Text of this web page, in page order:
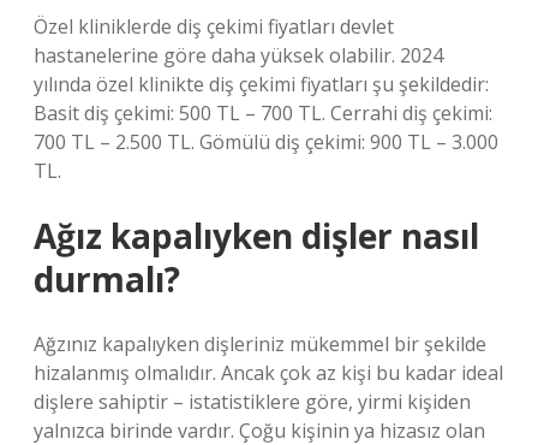
Özel kliniklerde diş çekimi fiyatları devlet
hastanelerine göre daha yüksek olabilir. 2024
yılında özel klinikte diş çekimi fiyatları şu şekildedir:
Basit diş çekimi: 500 TL – 700 TL. Cerrahi diş çekimi:
700 TL – 2.500 TL. Gömülü diş çekimi: 900 TL – 3.000
TL.
Ağız kapalıyken dişler nasıl
durmalı?
Ağzınız kapalıyken dişleriniz mükemmel bir şekilde
hizalanmış olmalıdır. Ancak çok az kişi bu kadar ideal
dişlere sahiptir – istatistiklere göre, yirmi kişiden
yalnızca birinde vardır. Çoğu kişinin ya hizasız olan